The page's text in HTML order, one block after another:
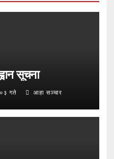
सूचना
गते आहा सञ्चार